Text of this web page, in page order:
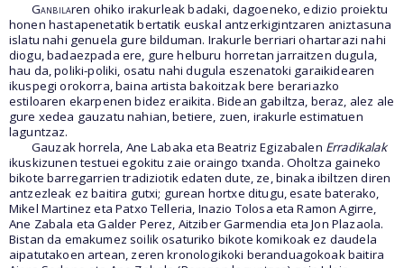
Ganbilaren ohiko irakurleak badaki, dagoeneko, edizio proiektu
honen hastapenetatik bertatik euskal antzerkigintzaren aniztasuna
islatu nahi genuela gure bilduman. Irakurle berriari ohartarazi nahi
diogu, badaezpada ere, gure helburu horretan jarraitzen dugula,
hau da, poliki-poliki, osatu nahi dugula eszenatoki garaikidearen
ikuspegi orokorra, baina artista bakoitzak bere berariazko
estiloaren ekarpenen bidez eraikita. Bidean gabiltza, beraz, alez ale
gure xedea gauzatu nahian, betiere, zuen, irakurle estimatuen
laguntzaz.
Gauzak horrela, Ane Labaka eta Beatriz Egizabalen Erradikalak
ikuskizunen testuei egokitu zaie oraingo txanda. Oholtza gaineko
bikote barregarrien tradiziotik edaten dute, ze, binaka ibiltzen diren
antzezleak ez baitira gutxi; gurean hortxe ditugu, esate baterako,
Mikel Martinez eta Patxo Telleria, Inazio Tolosa eta Ramon Agirre,
Ane Zabala eta Galder Perez, Aitziber Garmendia eta Jon Plazaola.
Bistan da emakumez soilik osaturiko bikote komikoak ez daudela
aipatutakoen artean, zeren kronologikoki beranduagokoak baitira